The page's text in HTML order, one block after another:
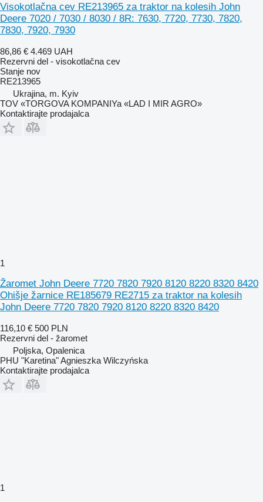
Visokotlačna cev RE213965 za traktor na kolesih John
Deere 7020 / 7030 / 8030 / 8R: 7630, 7720, 7730, 7820,
7830, 7920, 7930
86,86 € 4.469 UAH
Rezervni del - visokotlačna cev
Stanje nov
RE213965
Ukrajina, m. Kyiv
TOV «TORGOVA KOMPANIYa «LAD I MIR AGRO»
Kontaktirajte prodajalca
1
Žaromet John Deere 7720 7820 7920 8120 8220 8320 8420
Ohišje žarnice RE185679 RE2715 za traktor na kolesih
John Deere 7720 7820 7920 8120 8220 8320 8420
116,10 € 500 PLN
Rezervni del - žaromet
Poljska, Opalenica
PHU "Karetina" Agnieszka Wilczyńska
Kontaktirajte prodajalca
1